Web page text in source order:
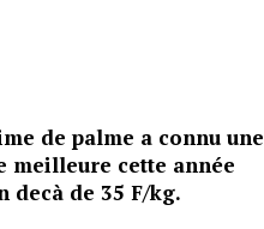
de palme a connu une
meilleure cette année
decà de 35 F/kg.